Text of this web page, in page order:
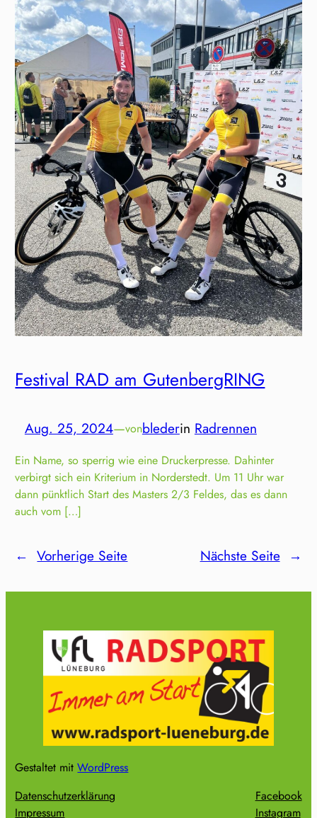
Festival RAD am GutenbergRING
Aug. 25, 2024—vonblederin Radrennen
Ein Name, so sperrig wie eine Druckerpresse. Dahinter
verbirgt sich ein Kriterium in Norderstedt. Um 11 Uhr war
dann pünktlich Start des Masters 2/3 Feldes, das es dann
auch vom […]
← Vorherige Seite Nächste Seite →
Gestaltet mitWordPress
Datenschutzerklärung
Impressum
Facebook
Instagram